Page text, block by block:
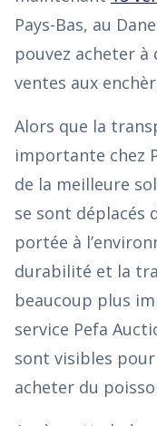
Pays-Bas, au
pouvez acheter à
ventes aux
Alors que la
importante chez
de la meilleure
se sont déplacés
portée à
durabilité et la
beaucoup plus
service Pefa
sont visibles
acheter du